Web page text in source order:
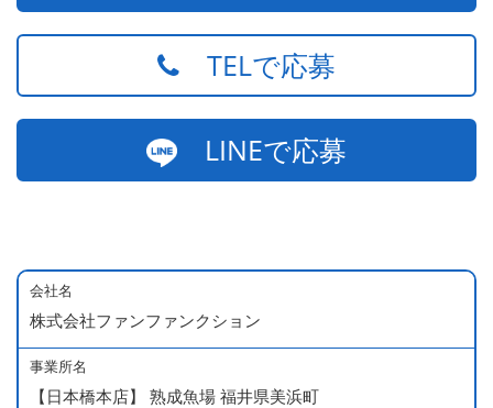
TELで応募
LINEで応募
会社名
株式会社ファンファンクション
事業所名
【日本橋本店】 熟成魚場 福井県美浜町